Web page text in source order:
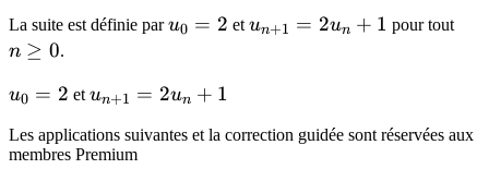
1 =
La suite est définie paru_0
u0 = 2 et u_{n+1}
un+1 = 2un + 1 pour toutn
n ≥ 0.
u_0
u0 = 2 et u_{n+1}
+ 1
un+1 = 2un + 1
Les applications suivantes et la correction guidée sont réservées aux
membres Premium